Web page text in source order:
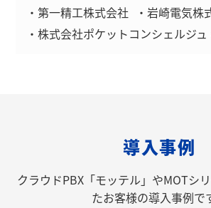
・第一精工株式会社
・岩崎電気株
・株式会社ポケットコンシェルジュ
導入事例
クラウドPBX「モッテル」やMOTシ
たお客様の導入事例で